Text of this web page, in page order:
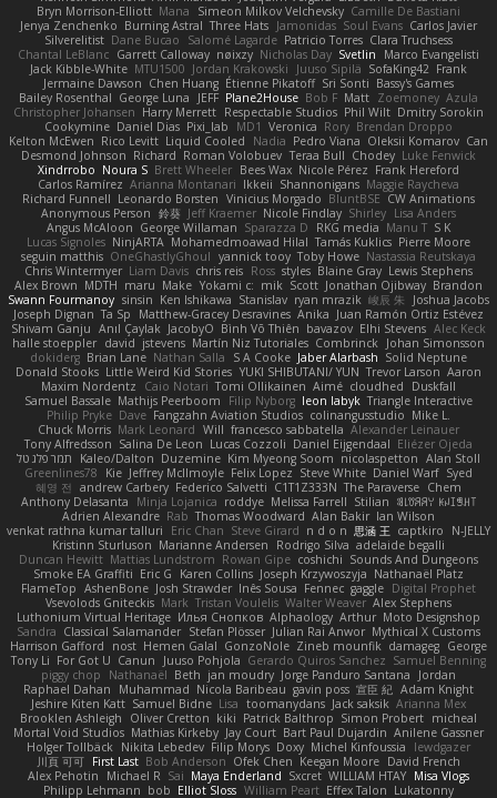
Bryn Morrison-Elliott Mana Simeon Milkov Velchevsky Camille De Bastiani
Jenya Zenchenko Burning Astral Three Hats Jamonidas Soul Evans Carlos Javier
Silverelitist Dane Bucao Salomé Lagarde Patricio Torres Clara Truchsess
Chantal LeBlanc Garrett Calloway nøixzy Nicholas Day Svetlin
Marco Evangelisti
Jack Kibble-White MTU1500 Jordan Krakowski Juuso Sipilä SofaKing42 Frank
Jermaine Dawson Chen Huang Étienne Pikatoff Sri Sonti Bassy's Games
Bailey Rosenthal George Luna JEFF Plane2House Bob F Matt Zoemoney Azula
Christopher Johansen Harry Merrett Respectable Studios Phil Wilt Dmitry Sorokin
Cookymine Daniel Dias Pixi_lab MD1 Veronica Rory Brendan Droppo
Kelton McEwen Rico Levitt Liquid Cooled Nadia Pedro Viana Oleksii Komarov Can
Desmond Johnson Richard Roman Volobuev Teraa Bull Chodey Luke Fenwick
Xindrrobo Noura S Brett Wheeler Bees Wax Nicole Pérez Frank Hereford
Carlos Ramírez Arianna Montanari Ikkeii Shannonigans Maggie Raycheva
Richard Funnell Leonardo Borsten Vinicius Morgado BluntBSE CW Animations
Anonymous Person 鈴葵 Jeff Kraemer Nicole Findlay Shirley Lisa Anders
Angus McAloon George Willaman Sparazza D RKG media Manu T S K
Lucas Signoles NinjARTA Mohamedmoawad Hilal Tamás Kuklics Pierre Moore
seguin matthis OneGhastlyGhoul yannick tooy Toby Howe Nastassia Reutskaya
Chris Wintermyer Liam Davis chris reis Ross styles Blaine Gray Lewis Stephens
Alex Brown MDTH maru Make Yokami c: mik Scott Jonathan Ojibway Brandon
Swann Fourmanoy sinsin Ken Ishikawa Stanislav ryan mrazik 峻辰 朱
Joshua Jacobs
Joseph Dignan Ta Sp Matthew-Gracey Desravines Anika Juan Ramón Ortiz Estévez
Shivam Ganju Anıl Çaylak JacobyO Bình Võ Thiên bavazov Elhi Stevens Alec Keck
halle stoeppler david jstevens Martín Niz Tutoriales Combrinck
Johan Simonsson
dokiderg Brian Lane Nathan Salla S A Cooke Jaber Alarbash Solid Neptune
Donald Stooks Little Weird Kid Stories YUKI SHIBUTANI/ YUN Trevor Larson Aaron
Maxim Nordentz
Caio Notari Tomi Ollikainen Aimé cloudhed
Duskfall
Samuel Bassale Mathijs Peerboom Filip Nyborg leon labyk Triangle Interactive
Philip Pryke Dave Fangzahn Aviation Studios colinangusstudio Mike L.
Chuck Morris Mark Leonard Will francesco sabbatella Alexander Leinauer
Tony Alfredsson Salina De Leon Lucas Cozzoli Daniel Eijgendaal Eliézer Ojeda
תמר פלג טל
Kaleo/Dalton Duzemine Kim Myeong Soom nicolaspetton Alan Stoll
Greenlines78
Kie Jeffrey McIlmoyle Felix Lopez Steve White Daniel Warf Syed
혜영 전 andrew Carbery Federico Salvetti C1T1Z333N The Paraverse Chem
Anthony Delasanta
Minja Lojanica roddye Melissa Farrell Stilian ꌃ꒒ꀎꋪꋪꌩ ꀘꈤꀤꁅꃅ꓄
Adrien Alexandre Rab Thomas Woodward Alan Bakir Ian Wilson
venkat rathna kumar talluri
Eric Chan Steve Girard n d o n 思涵 王 captkiro
N-JELLY
Kristinn Sturluson Marianne Andersen Rodrigo Silva adelaide begalli
Duncan Hewitt Mattias Lundstrom Rowan Gipe coshichi Sounds And Dungeons
Smoke EA Graffiti Eric G Karen Collins Joseph Krzywoszyja Nathanaël Platz
FlameTop AshenBone Josh Strawder Inês Sousa Fennec gaggle Digital Prophet
Vsevolods Gniteckis Mark Tristan Voulelis Walter Weaver Alex Stephens
Luthonium Virtual Heritage Илья Снопков Alphaology Arthur Moto Designshop
Sandra Classical Salamander Stefan Plösser Julian Rai Anwor Mythical X Customs
Harrison Gafford
nost Hemen Galal GonzoNole Zineb mounfik damageg George
Tony Li For Got U Canun Juuso Pohjola Gerardo Quiros Sanchez Samuel Benning
piggy chop
Nathanaël Beth jan moudry Jorge Panduro Santana
Jordan
Raphael Dahan
Muhammad Nicola Baribeau gavin poss 宣臣 紀 Adam Knight
Jeshire Kiten Katt Samuel Bidne Lisa toomanydans Jack saksik Arianna Mex
Brooklen Ashleigh
Oliver Cretton kiki Patrick Balthrop Simon Probert micheal
Mortal Void Studios Mathias Kirkeby Jay Court Bart Paul Dujardin Anilene Gassner
Holger Tollbäck
Nikita Lebedev Filip Morys Doxy Michel Kinfoussia
lewdgazer
川頁 可可 First Last Bob Anderson Ofek Chen Keegan Moore David French
Alex Pehotin
Michael R Sai Maya Enderland Sxcret WILLIAM HTAY Misa Vlogs
Philipp Lehmann bob Elliot Sloss William Peart Effex Talon Lukatonny